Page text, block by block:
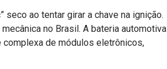
ao tentar girar a chave na ignição.
no Brasil. A bateria automotiva
complexa de módulos eletrônicos,